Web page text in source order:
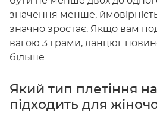
значення менше,
значно зростає. Якщо вам
вагою 3 грами, ланцюг
більше.
Який тип плетіння
підходить для